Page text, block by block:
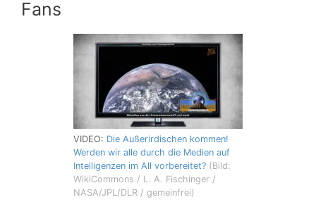
Fans
VIDEO: Die Außerirdischen kommen!
Werden wir alle durch die Medien auf
Intelligenzen im All vorbereitet? (Bild:
WikiCommons / L. A. Fischinger /
NASA/JPL/DLR / gemeinfrei)